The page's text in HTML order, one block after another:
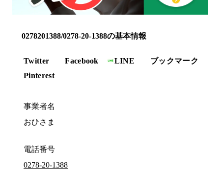
0278201388/0278-20-1388の基本情報
Twitter Facebook LINE
ブックマーク
Pinterest
事業者名
おひさま
電話番号
0278-20-1388